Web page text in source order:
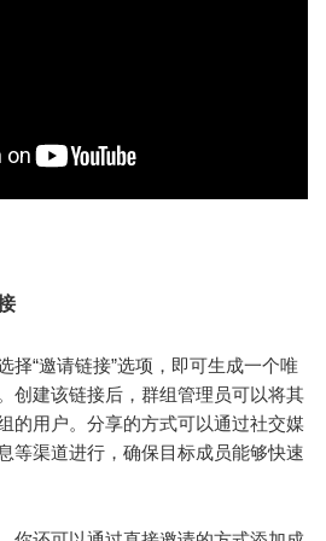
择“邀请链接”选项，即可生成一个唯
创建该链接后，群组管理员可以将其
的用户。分享的方式可以通过社交媒
等渠道进行，确保目标成员能够快速